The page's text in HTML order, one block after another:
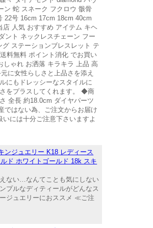
ン 蛇 スネーク フクロウ 骸骨
22号 16cm 17cm 18cm 40cm
人気 おすすめ アイテム キヘ
ント ネックレスチェーン フー
ステーションブレスレット テ
料無料 ポイント消化 でお買い
ゃれ お洒落 キラキラ 上品 高
に女性らしさと上品さを添え
にもドレッシーなスタイルに
をプラスしてくれます。 ◆商
全長 約18.0cm ダイヤパーツ
はない為、ご注文からお届け
には十分ご注意下さいますよ
ンジュエリー K18 レディース
ド ホワイトゴールド 18k スキ
ない…なんてことも気にしない
プルなディティールがどんなス
ジュエリーにおススメ ≪ご注